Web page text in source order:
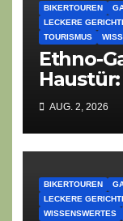
BIKERTOUREN
LECKERE
TOURISMUS
Ethno-
AUG. 2, 2026
BIKERTOUREN
LECKERE
WISSENSWERTES